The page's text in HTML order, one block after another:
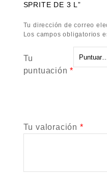
SPRITE DE 3 L”
Tu dirección de correo
Los campos obligatorios
Tu
puntuación*
Tu valoración *